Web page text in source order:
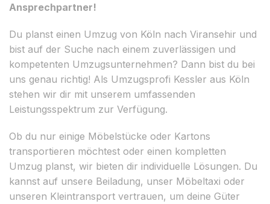
Ansprechpartner!
Du planst einen Umzug von Köln nach Viransehir und
bist auf der Suche nach einem zuverlässigen und
kompetenten Umzugsunternehmen? Dann bist du bei
uns genau richtig! Als Umzugsprofi Kessler aus Köln
stehen wir dir mit unserem umfassenden
Leistungsspektrum zur Verfügung.
Ob du nur einige Möbelstücke oder Kartons
transportieren möchtest oder einen kompletten
Umzug planst, wir bieten dir individuelle Lösungen. Du
kannst auf unsere Beiladung, unser Möbeltaxi oder
unseren Kleintransport vertrauen, um deine Güter